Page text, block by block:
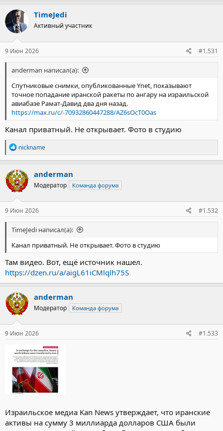
TimeJedi
Активный участник
9 Июн 2026 #1.531
anderman написал(а):
Спутниковые снимки, опубликованные Ynet, показывают
точное попадание иранской ракеты по ангару на израильской
авиабазе Рамат-Давид два дня назад.
https://max.ru/c/-70932860447288/AZ6sOcT0Oas
Канал приватный. Не открывает. Фото в студию
Р
е
а
к
ц
и
и
:
nickname
anderman
Модератор Команда форума
9 Июн 2026 #1.532
TimeJedi написал(а):
Канал приватный. Не открывает. Фото в студию
Там видео. Вот, ещё источник нашел.
https://dzen.ru/a/aigL61iCMlqlh75S
anderman
Модератор Команда форума
9 Июн 2026 #1.533
Израильское медиа Kan News утверждает, что иранские
активы на сумму 3 миллиарда долларов США были